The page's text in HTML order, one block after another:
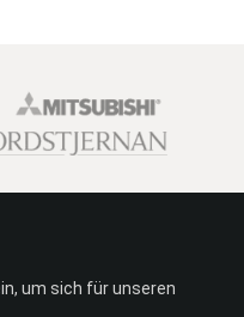
um sich für unseren